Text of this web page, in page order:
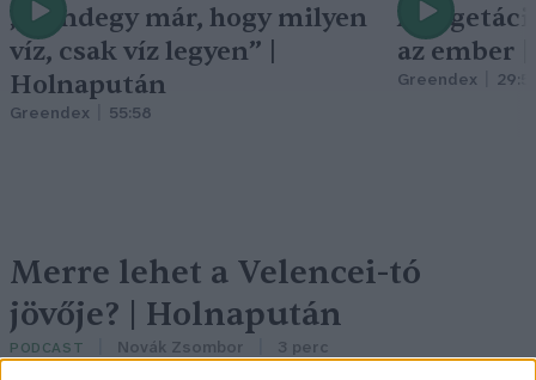
„Mindegy már, hogy milyen
víz, csak víz legyen” |
Holnapután
Greendex 55:58
A
az ember
Greendex
Merre lehet a Velencei-tó
jövője? | Holnapután
PODCAST Novák Zsombor 3 perc